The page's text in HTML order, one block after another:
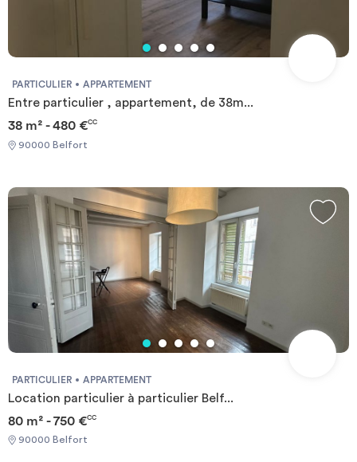
PARTICULIER APPARTEMENT
Entre particulier , appartement, de 38m...
38 m² - 480 €CC
90000 Belfort
PARTICULIER APPARTEMENT
Location particulier à particulier Belf...
80 m² - 750 €CC
90000 Belfort